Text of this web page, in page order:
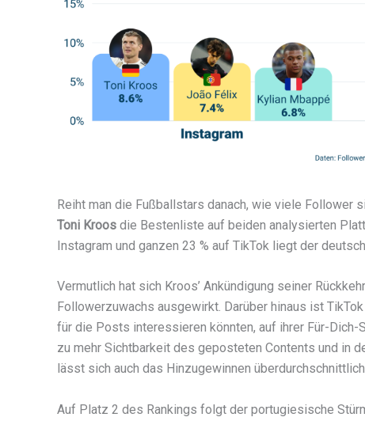
Reiht man die Fußballstars danach, wie viele Follower
Toni Kroos die Bestenliste auf beiden analysierten
Instagram und ganzen 23 % auf TikTok liegt der
Vermutlich hat sich Kroos’ Ankündigung seiner
Followerzuwachs ausgewirkt. Darüber hinaus ist
für die Posts interessieren könnten, auf ihrer Für-
zu mehr Sichtbarkeit des geposteten Contents und in
lässt sich auch das Hinzugewinnen
Auf Platz 2 des Rankings folgt der portugiesische